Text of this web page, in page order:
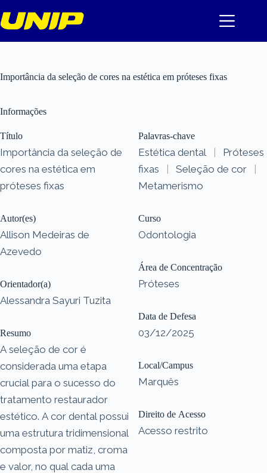
para
o
Importância da seleção de cores na estética em próteses fixas
Informações
Título
Importância da seleção de
cores na estética em
próteses fixas
Autor(es)
Allison Medeiras de
Azevedo
Orientador(a)
Alessandra Sayuri Tuzita
Resumo
A seleção de cor é
considerada uma etapa
crucial para o sucesso do
tratamento restaurador
estético. A cor dental possui
uma estrutura tridimensional
composta por matiz, croma
e valor, no qual cada uma
Palavras-chave
Estética dental |
Próteses
fixas
| Seleção de cor
|
Metamerismo
Curso
Odontologia
Área de Concentração
Próteses
Data de Defesa
03/12/2025
Local/Campus
Marquês
Direito de Acesso
Acesso restrito